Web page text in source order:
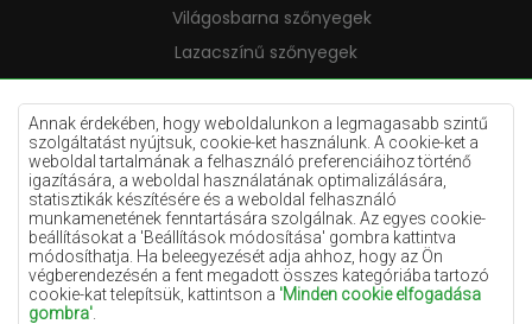
Annak érdekében, hogy weboldalunkon a legmagasabb szintű
szolgáltatást nyújtsuk, cookie-ket használunk. A cookie-ket a
weboldal tartalmának a felhasználó preferenciáihoz történő
igazítására, a weboldal használatának optimalizálására,
statisztikák készítésére és a weboldal felhasználó
munkamenetének fenntartására szolgálnak. Az egyes cookie-
beállításokat a 'Beállítások módosítása' gombra kattintva
módosíthatja. Ha beleegyezését adja ahhoz, hogy az Ön
végberendezésén a fent megadott összes kategóriába tartozó
cookie-kat telepítsük, kattintson a 'Minden cookie elfogadása
gombra'
Világosbarna szőnyegek
Lazacszínű szőnyegek
Krémszínű szőnyegek
Lila szőnyegek
Sárga szőnyegek
Mentaszínű szőnyegek
Világoskék szőnyegek
Narancssárga szőnyegek
Rózsaszín szőnyegek